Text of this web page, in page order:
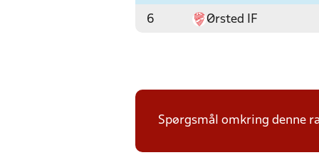
6 Ørsted IF
Spørgsmål omkring denne